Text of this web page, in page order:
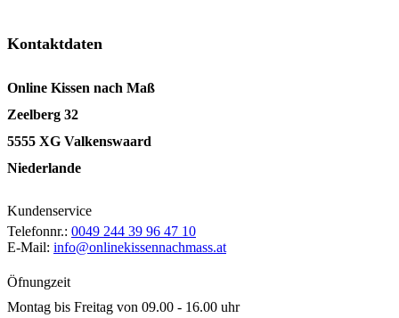
Kontaktdaten
Online Kissen nach Maß
Zeelberg 32
5555 XG Valkenswaard
Niederlande
Kundenservice
Telefonnr.: 0049 244 39 96 47 10
E-Mail: info@onlinekissennachmass.at
Öfnungzeit
Montag bis Freitag von 09.00 - 16.00 uhr